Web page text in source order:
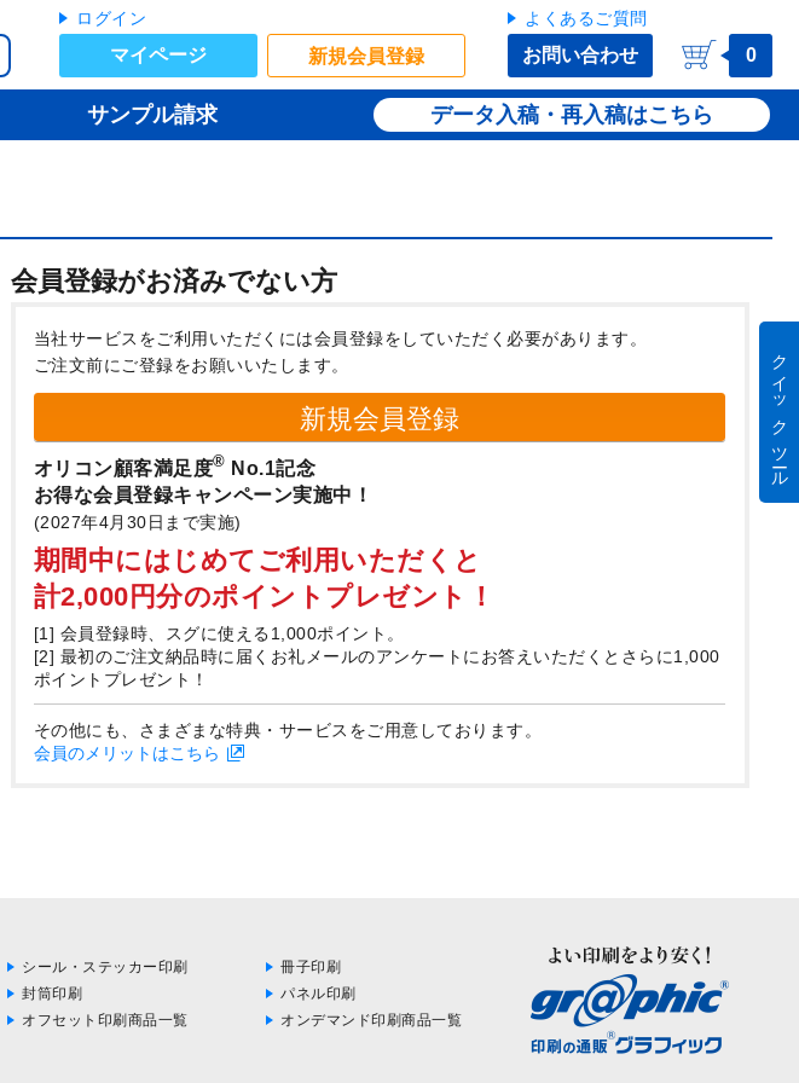
ログイン
マイページ 新規会員登録
よくあるご質問
お問い合わせ 0
サンプル請求 データ入稿・再入稿
会員登録がお済みでない方
当社サービスをご利用いただくには会員登録をしていただく必要があります。
ご注文前にご登録をお願いいたします。
新規会員登録
オリコン顧客満足度® No.1記念
お得な会員登録キャンペーン実施中！
(2027年4月30日まで実施)
期間中にはじめてご利用いただくと
計2,000円分のポイントプレゼント！
[1] 会員登録時、スグに使える1,000ポイント。
[2] 最初のご注文納品時に届くお礼メールのアンケートにお答えいただくとさらに1,000
ポイントプレゼント！
その他にも、さまざまな特典・サービスをご用意しております。
会員のメリットはこちら
シール・ステッカー印刷
冊子印刷
封筒印刷
パネル印刷
オフセット印刷商品一覧
オンデマンド印刷商品一覧
クイック ツール